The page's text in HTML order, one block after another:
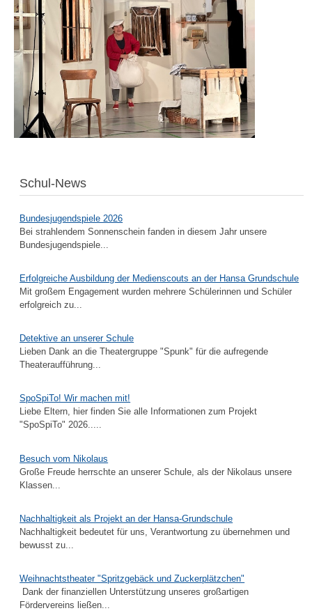
Schul-News
Bundesjugendspiele 2026
Bei strahlendem Sonnenschein fanden in diesem Jahr unsere
Bundesjugendspiele...
Erfolgreiche Ausbildung der Medienscouts an der Hansa Grundschule
Mit großem Engagement wurden mehrere Schülerinnen und Schüler
erfolgreich zu...
Detektive an unserer Schule
Lieben Dank an die Theatergruppe "Spunk" für die aufregende
Theateraufführung...
SpoSpiTo! Wir machen mit!
Liebe Eltern, hier finden Sie alle Informationen zum Projekt
"SpoSpiTo" 2026.....
Besuch vom Nikolaus
Große Freude herrschte an unserer Schule, als der Nikolaus unsere
Klassen...
Nachhaltigkeit als Projekt an der Hansa-Grundschule
Nachhaltigkeit bedeutet für uns, Verantwortung zu übernehmen und
bewusst zu...
Weihnachtstheater "Spritzgebäck und Zuckerplätzchen"
Dank der finanziellen Unterstützung unseres großartigen
Fördervereins ließen...